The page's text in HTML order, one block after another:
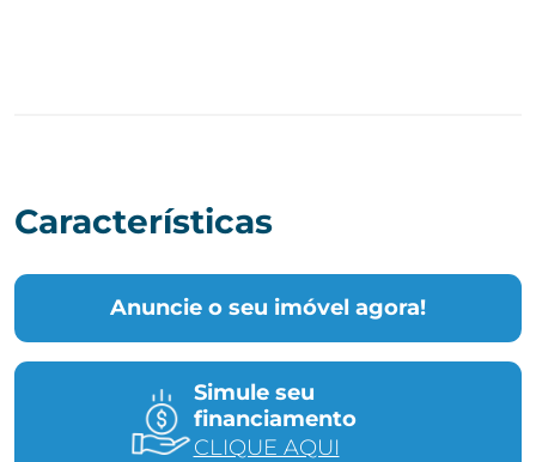
Anuncie o seu imóvel agora!
Simule seu
financiamento
CLIQUE AQUI
Características